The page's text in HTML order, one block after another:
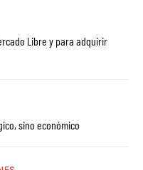
Libre y para adquirir
sino económico